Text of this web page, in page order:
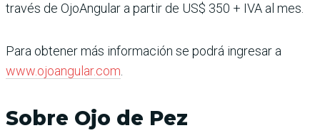
través de OjoAngular a partir de US$ 350 + IVA al mes.
Para obtener más información se podrá ingresar a
www.ojoangular.com
Sobre Ojo de Pez